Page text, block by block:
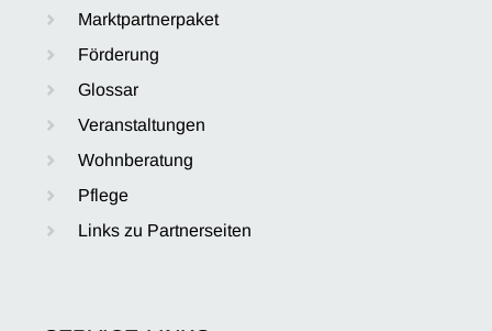
Marktpartnerpaket
Förderung
Glossar
Veranstaltungen
Wohnberatung
Pflege
Links zu Partnerseiten